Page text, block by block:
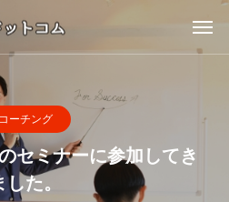
コーチング
セミナーに参加してき
した。